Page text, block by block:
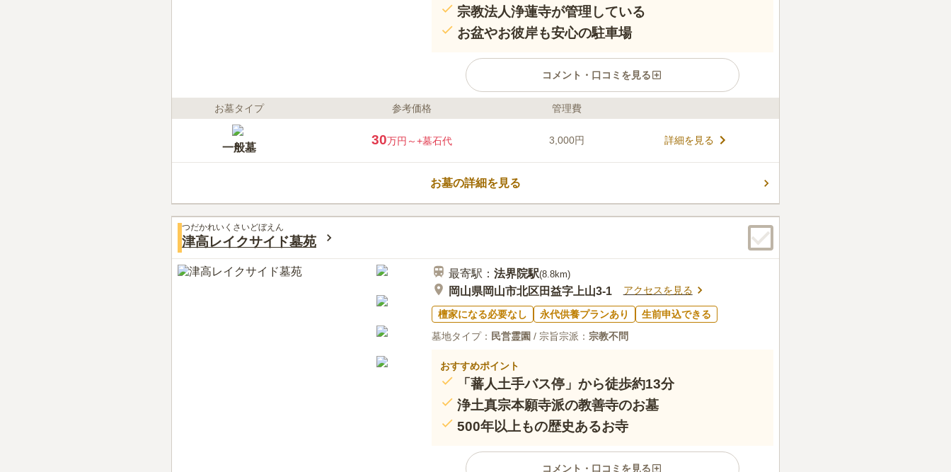
宗教法人浄蓮寺が管理している
お盆やお彼岸も安心の駐車場
コメント・口コミを見る
ライフドット編集部のコメント
園です。 周りを緑に囲まれて小鳥のさえずりを聞きながら静か
に眠れます。 宗教は不問で、一般墓の区画かガーデン区画を選
んでお墓を建立できます。 霊園内は、雨のたまりにくいアスフ
ァルト舗装のバリアフリー構造になっているので、お天気を気
にせずお参りができるのもポイントです。
お墓タイプ 参考価格 管理費
一般墓
30万円～+墓石代 3,000円 詳細を見る
お墓の詳細を見る
つだかれいくさいどぼえん
津高レイクサイド墓苑
最寄駅： 法界院駅(8.8km)
岡山県岡山市北区田益字上山3-1 アクセスを見る
檀家になる必要なし 永代供養プランあり
生前申込できる
墓地タイプ： 民営霊園 / 宗旨宗派： 宗教不問
おすすめポイント
「蕃人土手バス停」から徒歩約13分
浄土真宗本願寺派の教善寺のお墓
500年以上もの歴史あるお寺
コメント・口コミを見る